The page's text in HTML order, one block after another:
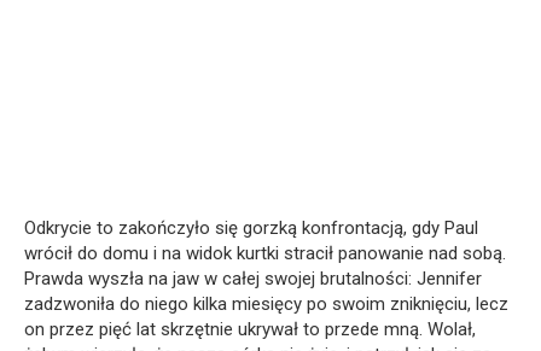
Odkrycie to zakończyło się gorzką konfrontacją, gdy Paul
wrócił do domu i na widok kurtki stracił panowanie nad sobą.
Prawda wyszła na jaw w całej swojej brutalności: Jennifer
zadzwoniła do niego kilka miesięcy po swoim zniknięciu, lecz
on przez pięć lat skrzętnie ukrywał to przede mną. Wolał,